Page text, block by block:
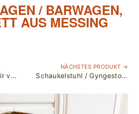
/ BARWAGEN,
AUS MESSING
Teak Sessel / Armchair von Grete Jalk für France & Søn / neu bezogen
NÄCHSTES PRODUKT →
Schaukelstuhl / Gyngestol Nr. 3 von Illum Wikkelsø für Niels Eilersen, Denmark / Buche